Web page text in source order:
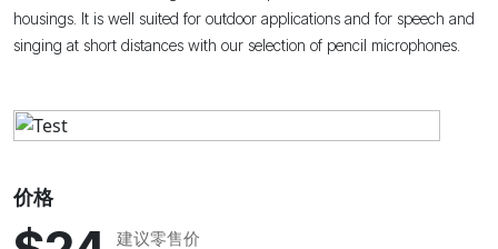
housings. It is well suited for outdoor applications and for speech and
singing at short distances with our selection of pencil microphones.
价格
建议零售价